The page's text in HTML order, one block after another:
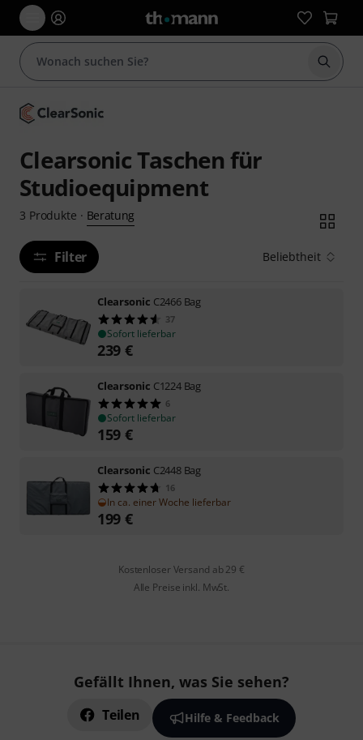
Suche
Clearsonic Taschen für
Studioequipment
3 Produkte · Beratung
Filter Beliebtheit
Clearsonic C2466 Bag
37
Sofort lieferbar
239 €
Clearsonic C1224 Bag
6
Sofort lieferbar
159 €
Clearsonic C2448 Bag
16
In ca. einer Woche lieferbar
199 €
Kostenloser Versand ab 29 €
Alle Preise inkl. MwSt.
Gefällt Ihnen, was Sie sehen?
Teilen Hilfe & Feedback